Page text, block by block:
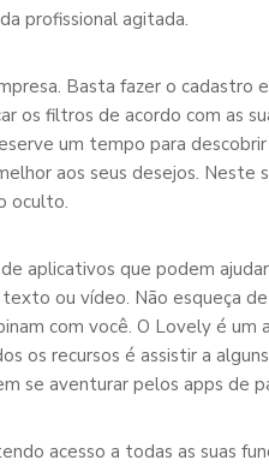
profissional agitada.
Basta fazer o cadastro
os filtros de acordo com as
um tempo para
aos seus desejos. Neste
oculto.
aplicativos que podem
ou vídeo. Não esqueça
com você. O Lovely é
recursos é assistir a
se aventurar pelos apps de
acesso a todas as suas